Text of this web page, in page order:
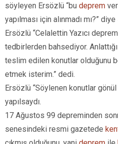
söyleyen Ersözlü “bu deprem
yapılması için alınmadı mı?”
Ersözlü “Celalettin Yazıcı
tedbirlerden bahsediyor.
teslim edilen konutlar olduğunu
etmek isterim.” dedi.
Ersözlü “Söylenen konutlar
yapılsaydı.
17 Ağustos 99 depreminden
senesindeki resmi gazetede